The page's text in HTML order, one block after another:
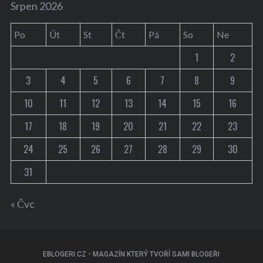
Srpen 2026
Po Út St Čt Pá So Ne
1
2
3
4 5 6 7 8
9
10
11 12 13 14 15
16
17
18 19 20 21 22
23
24
25 26 27 28 29
30
31
« Čvc
EBLOGERI.CZ - MAGAZÍN KTERÝ TVOŘÍ SAMI BLOGEŘI